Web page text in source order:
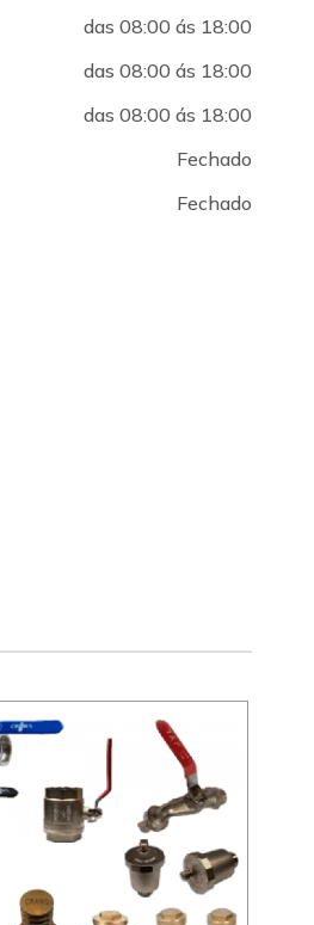
das 08:00 ás 18:00
das 08:00 ás 18:00
das 08:00 ás 18:00
Fechado
Fechado